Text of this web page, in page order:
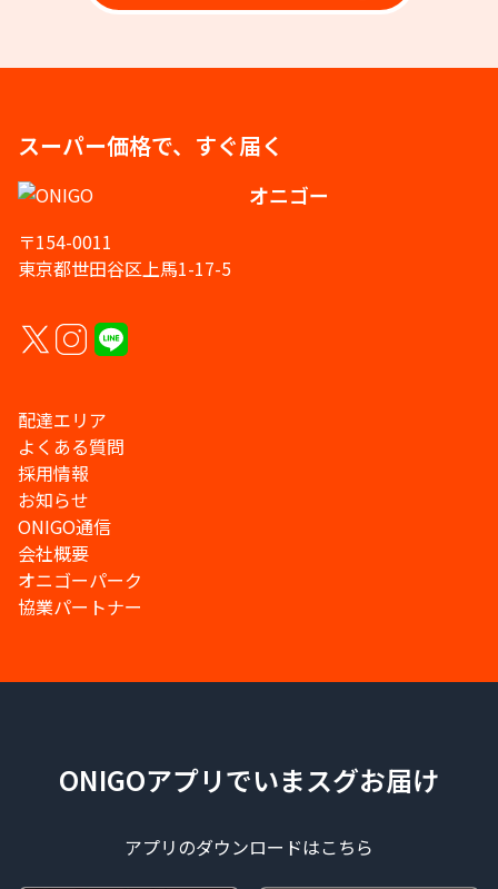
スーパー価格で、すぐ届く
オニゴー
〒154-0011
東京都世田谷区上馬1-17-5
配達エリア
よくある質問
採用情報
お知らせ
ONIGO通信
会社概要
オニゴーパーク
協業パートナー
ONIGOアプリでいまスグお届け
アプリのダウンロードはこちら